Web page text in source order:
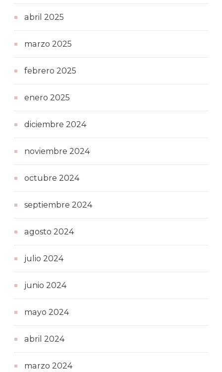
abril 2025
marzo 2025
febrero 2025
enero 2025
diciembre 2024
noviembre 2024
octubre 2024
septiembre 2024
agosto 2024
julio 2024
junio 2024
mayo 2024
abril 2024
marzo 2024